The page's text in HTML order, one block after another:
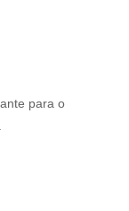
para o